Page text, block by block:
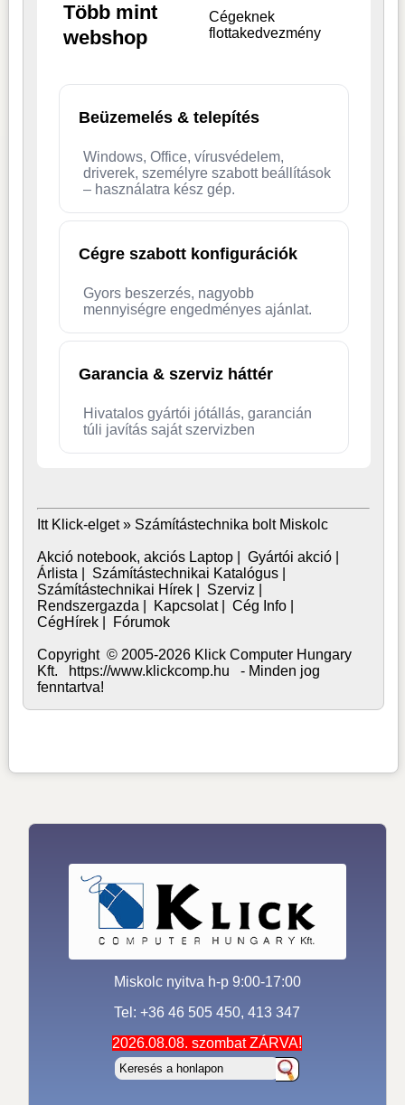
Több mint
webshop
Cégeknek
flottakedvezmény
Beüzemelés & telepítés
Windows, Office, vírusvédelem,
driverek, személyre szabott beállítások
– használatra kész gép.
Cégre szabott konfigurációk
Gyors beszerzés, nagyobb
mennyiségre engedményes ajánlat.
Garancia & szerviz háttér
Hivatalos gyártói jótállás, garancián
túli javítás saját szervizben
Itt Klick-elget » Számítástechnika bolt Miskolc
Akció notebook, akciós Laptop| Gyártói akció|
Árlista
Számítástechnikai Katalógus|
Számítástechnikai Hírek| Szerviz
Rendszergazda
Kapcsolat| Cég Info|
CégHírek| Fórumok
Copyright © 2005-2026 Klick Computer Hungary
Kft. https://www.klickcomp.hu - Minden jog
fenntartva!
Miskolc nyitva h-p 9:00-17:00
Tel: +36 46 505 450, 413 347
2026.08.08. szombat ZÁRVA!